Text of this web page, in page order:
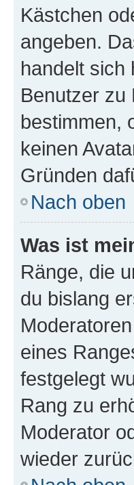
Kästchen
angeben.
handelt sich
Benutzer zu
bestimmen,
keinen
Gründen
Nach oben
Was ist
Ränge, die
du bislang
eines
festgelegt
Rang zu
Moderator
wieder